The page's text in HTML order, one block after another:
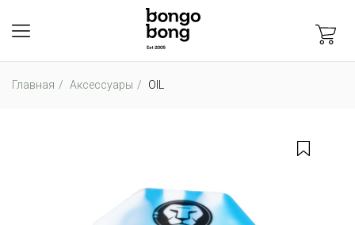
Главная Аксессуары OIL